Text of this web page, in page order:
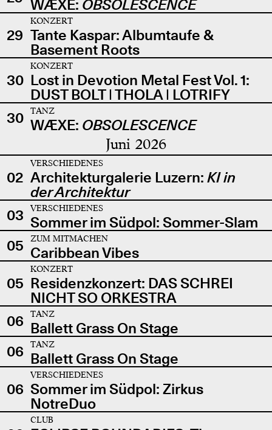
WÆXE: OBSOLESCENCE
29
KONZERT
Tante Kaspar: Albumtaufe &
Basement Roots
30
KONZERT
Lost in Devotion Metal Fest Vol. 1:
DUST BOLT | THOLA | LOTRIFY
30
TANZ
WÆXE: OBSOLESCENCE
Juni 2026
02
VERSCHIEDENES
Architekturgalerie Luzern: KI in
der Architektur
03
VERSCHIEDENES
Sommer im Südpol: Sommer-Slam
05
ZUM MITMACHEN
Caribbean Vibes
05
KONZERT
Residenzkonzert: DAS SCHREI
NICHT SO ORKESTRA
06
TANZ
Ballett Grass On Stage
06
TANZ
Ballett Grass On Stage
06
VERSCHIEDENES
Sommer im Südpol: Zirkus
NotreDuo
CLUB